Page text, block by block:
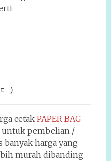
)
cetakPAPER BAG
untuk pembelian /
banyak harga yang
murah dibanding